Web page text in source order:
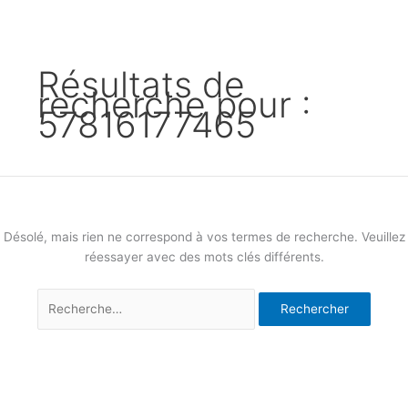
Résultats de
recherche pour :
57816177465
Désolé, mais rien ne correspond à vos termes de recherche. Veuillez
réessayer avec des mots clés différents.